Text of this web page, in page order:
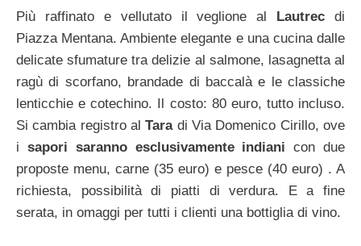
Più raffinato e vellutato il veglione al Lautrec di
Piazza Mentana. Ambiente elegante e una cucina dalle
delicate sfumature tra delizie al salmone, lasagnetta al
ragù di scorfano, brandade di baccalà e le classiche
lenticchie e cotechino. Il costo: 80 euro, tutto incluso.
Si cambia registro alTaradi Via Domenico Cirillo, ove
i sapori saranno esclusivamente indiani con due
proposte menu, carne (35 euro) e pesce (40 euro) . A
richiesta, possibilità di piatti di verdura. E a fine
serata, in omaggi per tutti i clienti una bottiglia di vino.